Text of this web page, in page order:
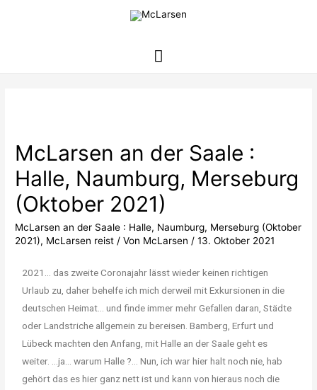
McLarsen an der Saale :
Halle, Naumburg, Merseburg
(Oktober 2021)
McLarsen an der Saale : Halle, Naumburg, Merseburg (Oktober
2021), McLarsen reist / Von McLarsen /13. Oktober 2021
2021… das zweite Coronajahr lässt wieder keinen richtigen
Urlaub zu, daher behelfe ich mich derweil mit Exkursionen in die
deutschen Heimat… und finde immer mehr Gefallen daran, Städte
oder Landstriche allgemein zu bereisen. Bamberg, Erfurt und
Lübeck machten den Anfang, mit Halle an der Saale geht es
weiter. …ja… warum Halle ?… Nun, ich war hier halt noch nie, hab
gehört das es hier ganz nett ist und kann von hieraus noch die